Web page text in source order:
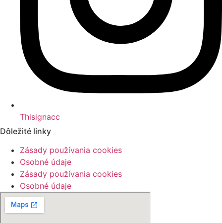
Thisignacc
Dôležité linky
Zásady používania cookies
Osobné údaje
Zásady používania cookies
Osobné údaje